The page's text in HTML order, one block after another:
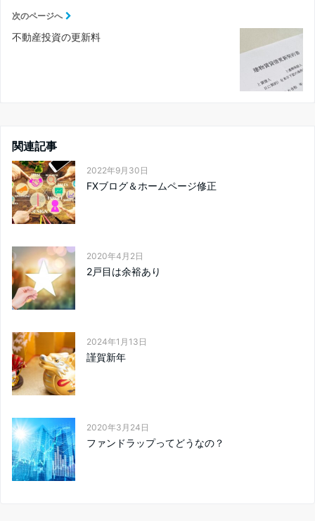
次のページへ
不動産投資の更新料
関連記事
2022年9月30日
FXブログ＆ホームページ修正
2020年4月2日
2戸目は余裕あり
2024年1月13日
謹賀新年
2020年3月24日
ファンドラップってどうなの？